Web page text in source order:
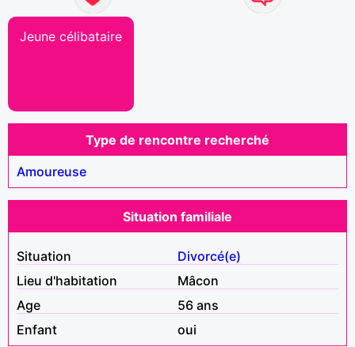
Jeune célibataire
Type de rencontre recherché
Amoureuse
Situation familiale
Situation
Divorcé(e)
Lieu d'habitation
Mâcon
Age
56 ans
Enfant
oui